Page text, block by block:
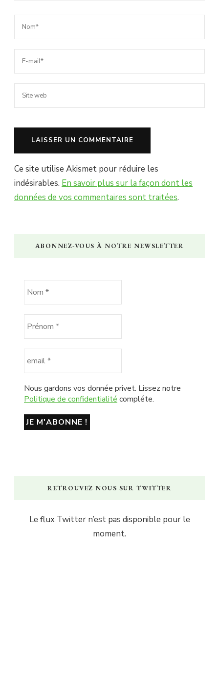
Ce site utilise Akismet pour réduire les
indésirables. En savoir plus sur la façon dont les
données de vos commentaires sont traitées.
ABONNEZ-VOUS À NOTRE NEWSLETTER
Nous gardons vos donnée privet. Lissez notre
Politique de confidentialité compléte.
RETROUVEZ NOUS SUR TWITTER
Le flux Twitter n’est pas disponible pour le
moment.